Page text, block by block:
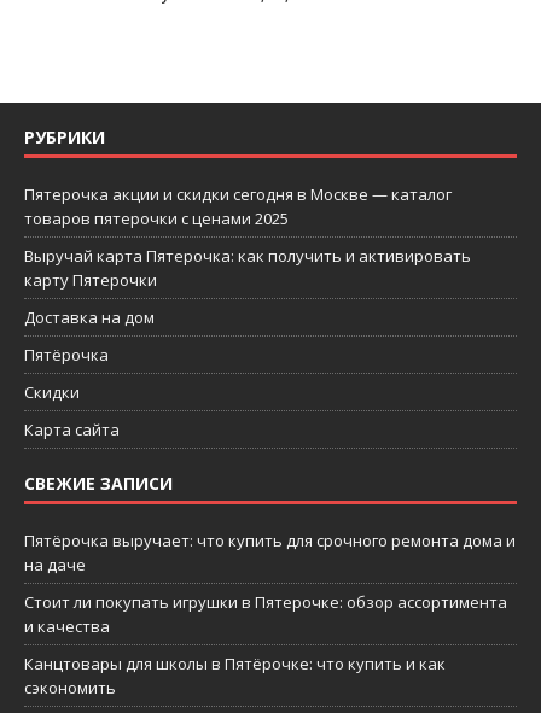
РУБРИКИ
Пятерочка акции и скидки сегодня в Москве — каталог
товаров пятерочки с ценами 2025
Выручай карта Пятерочка: как получить и активировать
карту Пятерочки
Доставка на дом
Пятёрочка
Скидки
Карта сайта
СВЕЖИЕ ЗАПИСИ
Пятёрочка выручает: что купить для срочного ремонта дома и
на даче
Стоит ли покупать игрушки в Пятерочке: обзор ассортимента
и качества
Канцтовары для школы в Пятёрочке: что купить и как
сэкономить